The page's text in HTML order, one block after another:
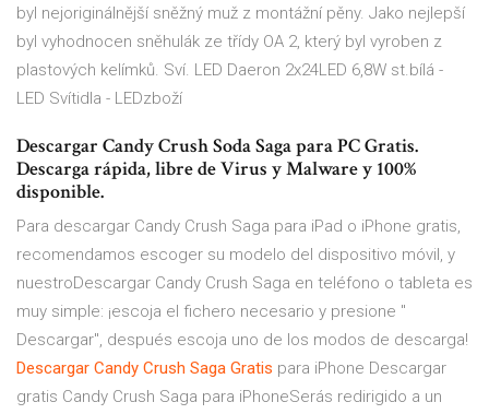
byl nejoriginálnější sněžný muž z montážní pěny. Jako nejlepší
byl vyhodnocen sněhulák ze třídy OA 2, který byl vyroben z
plastových kelímků. Sví. LED Daeron 2x24LED 6,8W st.bílá -
LED Svítidla - LEDzboží
Descargar Candy Crush Soda Saga para PC Gratis.
Descarga rápida, libre de Virus y Malware y 100%
disponible.
Para descargar Candy Crush Saga para iPad o iPhone gratis,
recomendamos escoger su modelo del dispositivo móvil, y
nuestroDescargar Candy Crush Saga en teléfono o tableta es
muy simple: ¡escoja el fichero necesario y presione "
Descargar", después escoja uno de los modos de descarga!
Descargar Candy Crush Saga Gratis para iPhone Descargar
gratis Candy Crush Saga para iPhoneSerás redirigido a un